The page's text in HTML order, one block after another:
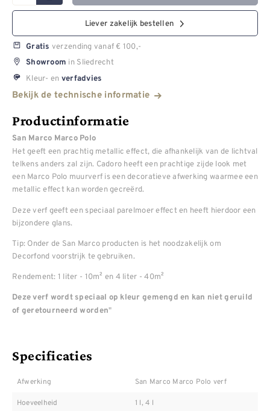
Liever zakelijk bestellen
Gratis verzending vanaf € 100,-
Showroom in Sliedrecht
Kleur- en verfadvies
Bekijk de technische informatie
Productinformatie
San Marco Marco Polo
Het geeft een prachtig metallic effect, die afhankelijk van de lichtval
telkens anders zal zijn. Cadoro heeft een prachtige zijde look met
een Marco Polo muurverf is een decoratieve afwerking waarmee een
metallic effect kan worden gecreërd.
Deze verf geeft een speciaal parelmoer effect en heeft hierdoor een
bijzondere glans.
Tip: Onder de San Marco producten is het noodzakelijk om
Decorfond voorstrijk te gebruiken.
Rendement: 1 liter - 10m² en 4 liter - 40m²
Deze verf wordt speciaal op kleur gemengd en kan niet geruild
of geretourneerd worden"
Specificaties
Afwerking San Marco Marco Polo verf
Hoeveelheid 1 l, 4 l